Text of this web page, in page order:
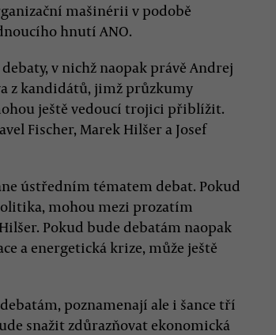
mašinérii v podobě
hnutí ANO.
v nichž naopak právě Andrej
z kandidátů, jimž průzkumy
ještě vedoucí trojici přiblížit.
Fischer, Marek Hilšer a Josef
ústředním tématem debat. Pokud
mohou mezi prozatím
Pokud bude debatám naopak
a energetická krize, může ještě
poznamenají ale i šance tří
snažit zdůrazňovat ekonomická